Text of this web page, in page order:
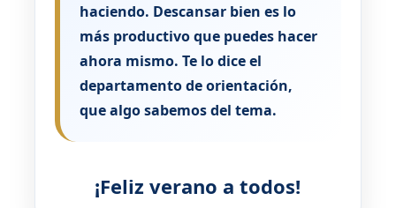
haciendo. Descansar bien es lo
más productivo que puedes hacer
ahora mismo. Te lo dice el
departamento de orientación,
que algo sabemos del tema.
¡Feliz verano a todos!